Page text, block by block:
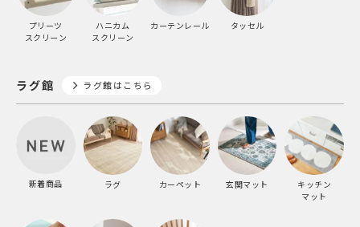
プリーツ
スクリーン
ハニカム
スクリーン
カーテンレール タッセル
ラグ館 ラグ館はこちら
新着商品 ラグ カーペット 玄関マット
キッチン
マット